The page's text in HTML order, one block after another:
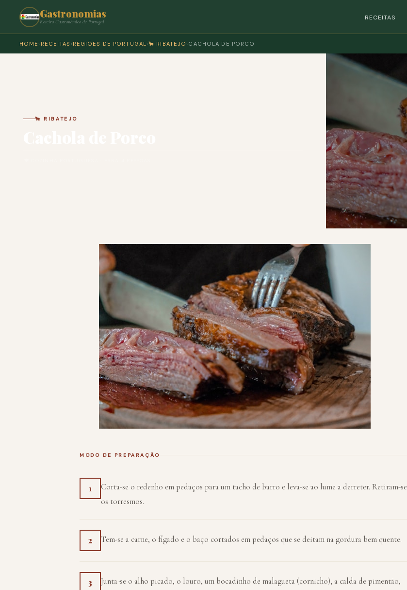
Gastronomias
Roteiro Gastronómico de Portugal
RECEITAS
HOME › RECEITAS › REGIÕES DE PORTUGAL ›🐂 RIBATEJO › CACHOLA DE PORCO
🐂 RIBATEJO
MODO DE PREPARAÇÃO
1
Corta-se o redenho em pedaços para um tacho de barro e leva-se ao lume a derreter. Retiram-se
os torresmos.
2 Tem-se a carne, o fígado e o baço cortados em pedaços que se deitam na gordura bem quente.
3
Junta-se o alho picado, o louro, um bocadinho de malagueta (cornicho), a calda de pimentão,